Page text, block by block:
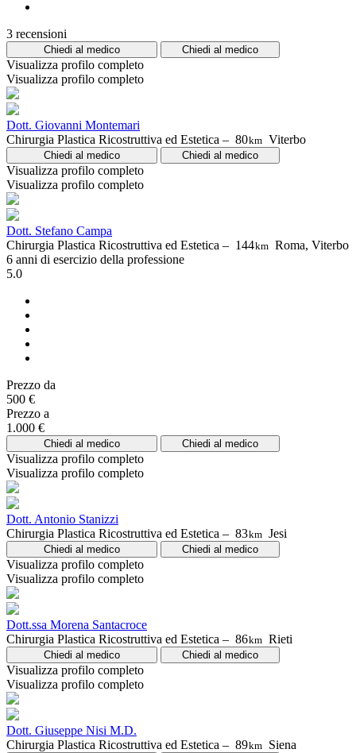
3 recensioni
Chiedi al medico Chiedi al medico
Visualizza profilo completo
Visualizza profilo completo
Dott. Giovanni Montemari
Chirurgia Plastica Ricostruttiva ed Estetica – 80km Viterbo
Chiedi al medico Chiedi al medico
Visualizza profilo completo
Visualizza profilo completo
Dott. Stefano Campa
Chirurgia Plastica Ricostruttiva ed Estetica – 144km Roma, Viterbo
6 anni di esercizio della professione
5.0
Prezzo da
500 €
Prezzo a
1.000 €
Chiedi al medico Chiedi al medico
Visualizza profilo completo
Visualizza profilo completo
Dott. Antonio Stanizzi
Chirurgia Plastica Ricostruttiva ed Estetica – 83km Jesi
Chiedi al medico Chiedi al medico
Visualizza profilo completo
Visualizza profilo completo
Dott.ssa Morena Santacroce
Chirurgia Plastica Ricostruttiva ed Estetica – 86km Rieti
Chiedi al medico Chiedi al medico
Visualizza profilo completo
Visualizza profilo completo
Dott. Giuseppe Nisi M.D.
Chirurgia Plastica Ricostruttiva ed Estetica – 89km Siena